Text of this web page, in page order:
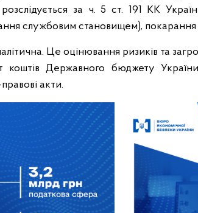
за ч. 5 ст. 191 КК
службовим становищем), покарання
Це оцінювання ризиків та
Державного бюджету
акти.